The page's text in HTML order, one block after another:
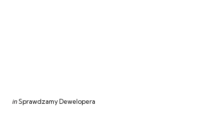
Categories
Posted
inSprawdzamy Dewelopera